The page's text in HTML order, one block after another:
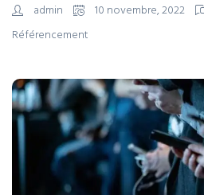
admin 10 novembre, 2022
Référencement